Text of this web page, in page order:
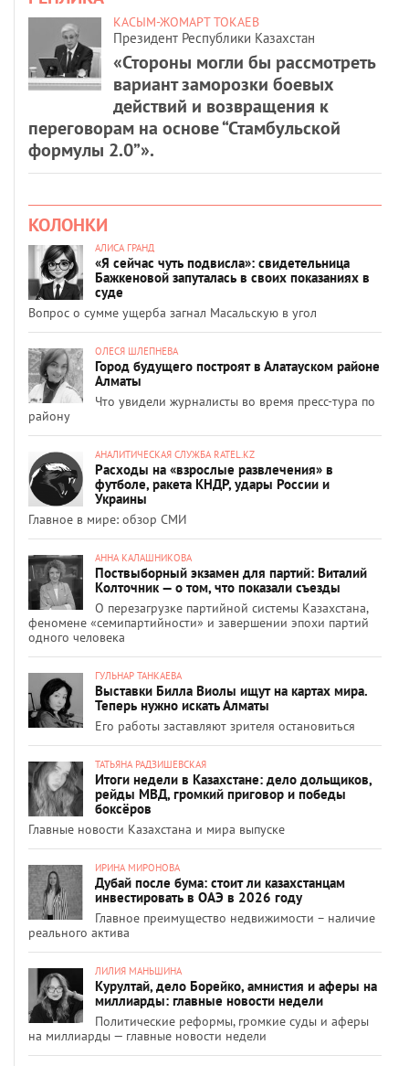
КАСЫМ-ЖОМАРТ ТОКАЕВ
Президент Республики Казахстан
«Стороны могли бы рассмотреть
вариант заморозки боевых
действий и возвращения к
переговорам на основе “Стамбульской
формулы 2.0”».
КОЛОНКИ
АЛИСА ГРАНД
«Я сейчас чуть подвисла»: свидетельница
Бажкеновой запуталась в своих показаниях в
суде
Вопрос о сумме ущерба загнал Масальскую в угол
ОЛЕСЯ ШЛЕПНЕВА
Город будущего построят в Алатауском районе
Алматы
Что увидели журналисты во время пресс-тура по
району
АНАЛИТИЧЕСКАЯ СЛУЖБА RATEL.KZ
Расходы на «взрослые развлечения» в
футболе, ракета КНДР, удары России и
Украины
Главное в мире: обзор СМИ
АННА КАЛАШНИКОВА
Поствыборный экзамен для партий: Виталий
Колточник — о том, что показали съезды
О перезагрузке партийной системы Казахстана,
феномене «семипартийности» и завершении эпохи партий
одного человека
ГУЛЬНАР ТАНКАЕВА
Выставки Билла Виолы ищут на картах мира.
Теперь нужно искать Алматы
Его работы заставляют зрителя остановиться
ТАТЬЯНА РАДЗИШЕВСКАЯ
Итоги недели в Казахстане: дело дольщиков,
рейды МВД, громкий приговор и победы
боксёров
Главные новости Казахстана и мира выпуске
ИРИНА МИРОНОВА
Дубай после бума: стоит ли казахстанцам
инвестировать в ОАЭ в 2026 году
Главное преимущество недвижимости – наличие
реального актива
ЛИЛИЯ МАНЬШИНА
Курултай, дело Борейко, амнистия и аферы на
миллиарды: главные новости недели
Политические реформы, громкие суды и аферы
на миллиарды — главные новости недели